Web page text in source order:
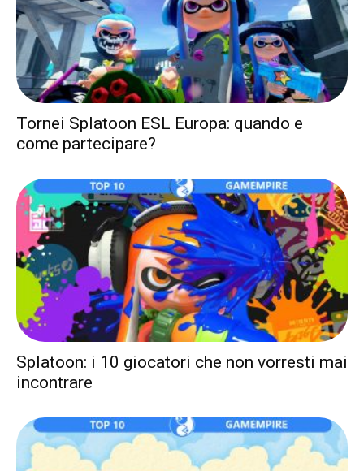
Tornei Splatoon ESL Europa: quando e
come partecipare?
Splatoon: i 10 giocatori che non vorresti mai
incontrare